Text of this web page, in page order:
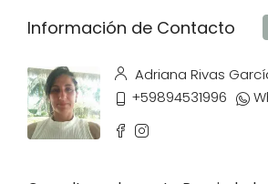
Información de Contacto
Adriana Rivas
+59894531996